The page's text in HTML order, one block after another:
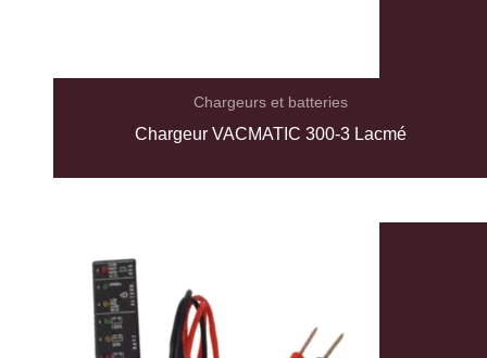
Chargeurs et batteries
Chargeur VACMATIC 300-3 Lacmé